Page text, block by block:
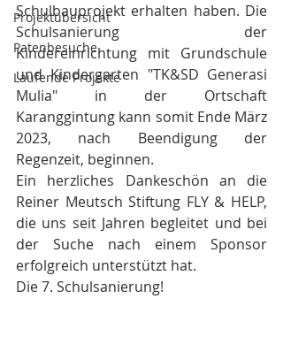
Projektübersicht
Patenbesuche
Laufende Projekte
Schulbauprojekt erhalten haben. Die
Schulsanierung der
Kindereinrichtung mit Grundschule
und Kindergarten "TK&SD Generasi
Mulia" in der Ortschaft
Karanggintung kann somit Ende März
2023, nach Beendigung der
Regenzeit, beginnen.
Ein herzliches Dankeschön an die
Reiner Meutsch Stiftung FLY & HELP,
die uns seit Jahren begleitet und bei
der Suche nach einem Sponsor
erfolgreich unterstützt hat.
Die 7. Schulsanierung!